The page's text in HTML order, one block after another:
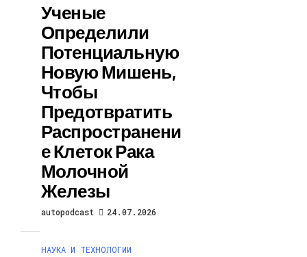
Ученые
Определили
Потенциальную
Новую Мишень,
Чтобы
Предотвратить
Распространени
Е Клеток Рака
Молочной
Железы
autopodcast 24.07.2026
НАУКА И ТЕХНОЛОГИИ